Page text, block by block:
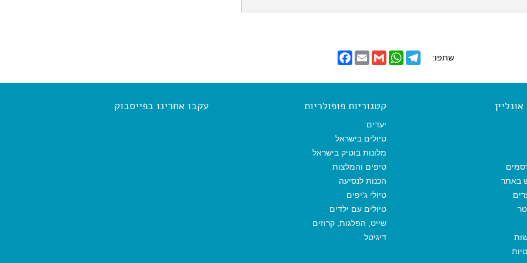
שתפו:
F
a
e
o
o
E
m
i
G
m
i
W
h
t
T
e
e
באתר
קטגוריות פופולריות
יעדים
טיולים בישראל
מלונות בוטיק בישראל
טיפים והמלצות
הכנות לנסיעה
טיולי ג'יפים
טיולים עם ילדים
שייט, הפלגות, קרוזים
דיגיטל
עקבו אחרינו בפייסבוק